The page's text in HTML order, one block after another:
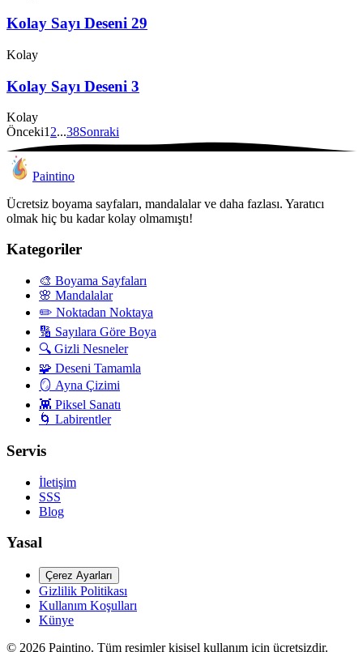
Kolay Sayı Deseni 29
Kolay
Kolay Sayı Deseni 3
Kolay
Önceki1 2...38Sonraki
Paintino
Ücretsiz boyama sayfaları, mandalalar ve daha fazlası. Yaratıcı
olmak hiç bu kadar kolay olmamıştı!
Kategoriler
🎨 Boyama Sayfaları
🌸 Mandalalar
✏️ Noktadan Noktaya
🔢 Sayılara Göre Boya
🔍 Gizli Nesneler
🧩 Deseni Tamamla
🪞 Ayna Çizimi
👾 Piksel Sanatı
🌀 Labirentler
Servis
İletişim
SSS
Blog
Yasal
Çerez Ayarları
Gizlilik Politikası
Kullanım Koşulları
Künye
© 2026 Paintino. Tüm resimler kişisel kullanım için ücretsizdir.